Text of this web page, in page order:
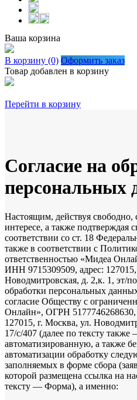
Ваша корзина
В корзину (0) Оформить заказ
Товар добавлен в корзину
Перейти в корзину
Согласие на
персональных
Настоящим, действуя свободно,
интересе, а также подтверждая
соответствии со ст. 18
также в соответствии с
ответственностью «Мидеа
ИНН 9715309509, адрес:
Новодмитровская, д. 2,к. 1, эт/
обработки персональных
согласие Обществу с
Онлайн», ОГРН
127015, г. Москва, ул.
17/с/407 (далее по тексту
автоматизированную, а также
автоматизации обработку
заполняемых в форме сбора
которой размещена ссылка на
тексту — Форма), а именно: